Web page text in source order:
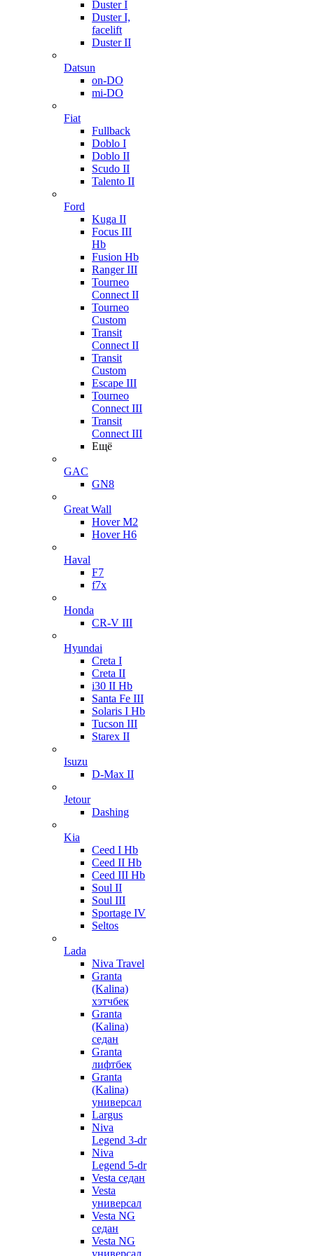
Duster I
Duster I,
facelift
Duster II
Datsun
on-DO
mi-DO
Fiat
Fullback
Doblo I
Doblo II
Scudo II
Talento II
Ford
Kuga II
Focus III
Hb
Fusion Hb
Ranger III
Tourneo
Connect II
Tourneo
Custom
Transit
Connect II
Transit
Custom
Escape III
Tourneo
Connect III
Transit
Connect III
Ещё
GAC
GN8
Great Wall
Hover M2
Hover H6
Haval
F7
f7x
Honda
CR-V III
Hyundai
Creta I
Creta II
i30 II Hb
Santa Fe III
Solaris I Hb
Tucson III
Starex II
Isuzu
D-Max II
Jetour
Dashing
Kia
Ceed I Hb
Ceed II Hb
Ceed III Hb
Soul II
Soul III
Sportage IV
Seltos
Lada
Niva Travel
Granta
(Kalina)
хэтчбек
Granta
(Kalina)
седан
Granta
лифтбек
Granta
(Kalina)
универсал
Largus
Niva
Legend 3-dr
Niva
Legend 5-dr
Vesta седан
Vesta
универсал
Vesta NG
седан
Vesta NG
универсал